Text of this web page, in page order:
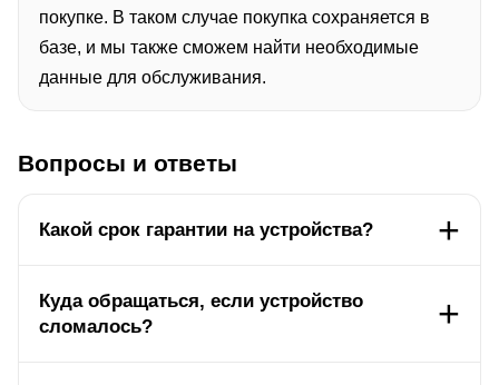
покупке. В таком случае покупка сохраняется в
базе, и мы также сможем найти необходимые
данные для обслуживания.
Вопросы и ответы
Какой срок гарантии на устройства?
Куда обращаться, если устройство
сломалось?